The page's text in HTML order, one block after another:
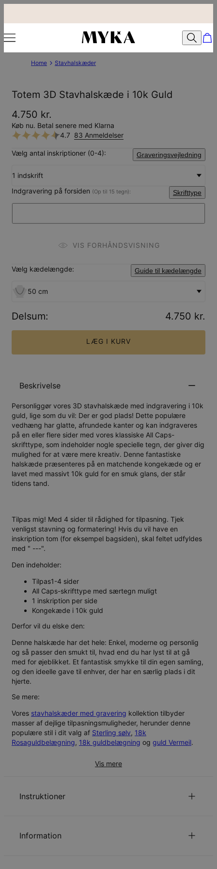
Home Stavhalskæder
Totem 3D Stavhalskæde i 10k Guld
4.750 kr.
Køb nu. Betal senere med Klarna
4.7 83 Anmeldelser
Vælg antal inskriptioner (0-4): Graveringsvejledning
1 indskrift
Indgravering på forsiden (Op til 15 tegn): Skrifttype
VIS FORHÅNDSVISNING
Vælg kædelængde: Guide til kædelængde
50 cm
Delsum: 4.750 kr.
LÆG I KURV
Beskrivelse
Personliggør vores 3D stavhalskæde med indgravering i 10k
guld, lige som du vil: Der er god plads! Dette populære
vedhæng har glatte, afrundede kanter og kan indgraveres
på en eller flere sider med vores klassiske All Caps-
skrifttype, som indeholder nogle specielle tegn, der giver dig
mulighed for at være mere kreativ. Denne fantastiske
halskæde præsenteres på en matchende kongekæde og er
lavet med massivt 10k guld for en smuk glans, der står
tidens tand.
Tilpas mig! Med 4 sider til rådighed for tilpasning. Tjek
venligst stavning og formatering! Hvis du vil have en
inskription tom (for eksempel bagsiden), skal feltet udfyldes
med " ---".
Den indeholder:
Tilpas1-4 sider
All Caps-skrifttype med særtegn muligt
1 inskription per side
Kongekæde i 10k guld
Vis mere
Derfor vil du elske den:
Denne halskæde har det hele: Enkel, moderne og personlig
og så passer den smukt til, hvad end du har lyst til at gå
med for øjeblikket. Et fantastisk smykke til din egen samling,
og den ideelle gave til enhver, der har en særlig plads i dit
hjerte.
Se mere:
Vores stavhalskæder med gravering kollektion tilbyder
masser af dejlige tilpasningsmuligheder, herunder denne
populære stil i dit valg af Sterling sølv, 18k
Rosaguldbelægning, 18k guldbelægning og guld Vermeil.
Instruktioner
Sørg for, at din tekst er indtastet korrekt, da den vil
Information